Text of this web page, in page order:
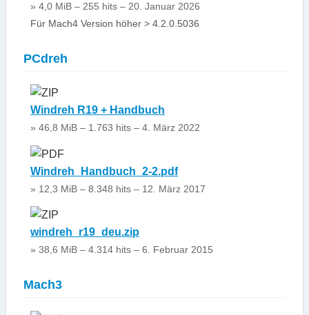
» 4,0 MiB – 255 hits – 20. Januar 2026
Für Mach4 Version höher > 4.2.0.5036
PCdreh
Windreh R19 + Handbuch
» 46,8 MiB – 1.763 hits – 4. März 2022
Windreh_Handbuch_2-2.pdf
» 12,3 MiB – 8.348 hits – 12. März 2017
windreh_r19_deu.zip
» 38,6 MiB – 4.314 hits – 6. Februar 2015
Mach3